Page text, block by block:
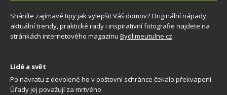
Sháníte zajímavé tipy jak vylepšit Váš domov? Originální nápady,
aktuální trendy, praktické rady i inspirativní fotografie najdete na
stránkách internetového magazínu Bydlimeutulne.cz.
Lidé a svět
Po návratu z dovolené ho v poštovní schránce čekalo překvapení.
Úřady jej považují za mrtvého